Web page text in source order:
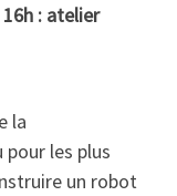
: atelier
la
les plus
un robot